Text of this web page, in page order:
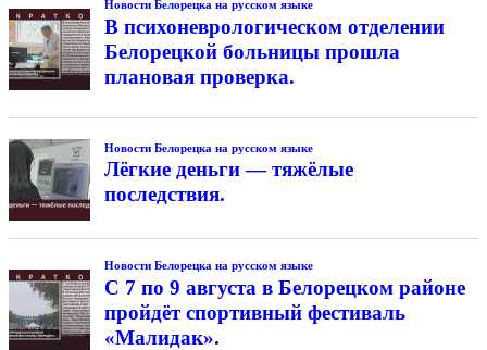
Новости Белорецка на русском языке
В психоневрологическом отделении
Белорецкой больницы прошла
плановая проверка.
Новости Белорецка на русском языке
Лёгкие деньги — тяжёлые
последствия.
Новости Белорецка на русском языке
С 7 по 9 августа в Белорецком районе
пройдёт спортивный фестиваль
«Малидак».